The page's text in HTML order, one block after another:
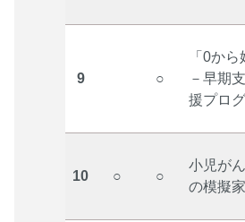
9 ○
「0か
－早期
援プロ
10 ○ ○
小児が
の模擬